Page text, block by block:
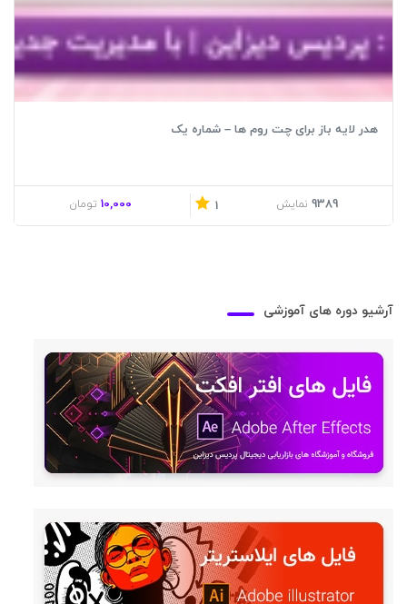
هدر لایه باز برای چت روم ها – شماره یک
9389 نمایش 1
10,000 تومان
آرشیو دوره های آموزشی